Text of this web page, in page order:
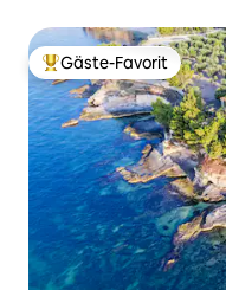
Beliebter Gäste-Favorit.
Gäste-Favorit